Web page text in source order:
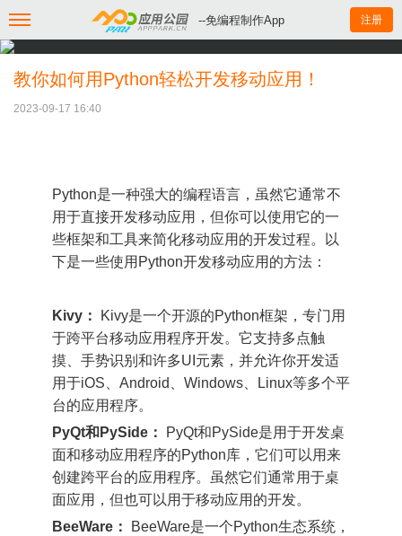
--免编程制作App 注册
教你如何用Python轻松开发移动应用！
2023-09-17 16:40
Python是一种强大的编程语言，虽然它通常不
用于直接开发移动应用，但你可以使用它的一
些框架和工具来简化移动应用的开发过程。以
下是一些使用Python开发移动应用的方法：
Kivy：
Kivy是一个开源的Python框架，专门用
于跨平台移动应用程序开发。它支持多点触
摸、手势识别和许多UI元素，并允许你开发适
用于iOS、Android、Windows、Linux等多个平
台的应用程序。
PyQt和PySide：
PyQt和PySide是用于开发桌
面和移动应用程序的Python库，它们可以用来
创建跨平台的应用程序。虽然它们通常用于桌
面应用，但也可以用于移动应用的开发。
BeeWare：
BeeWare是一个Python生态系统，